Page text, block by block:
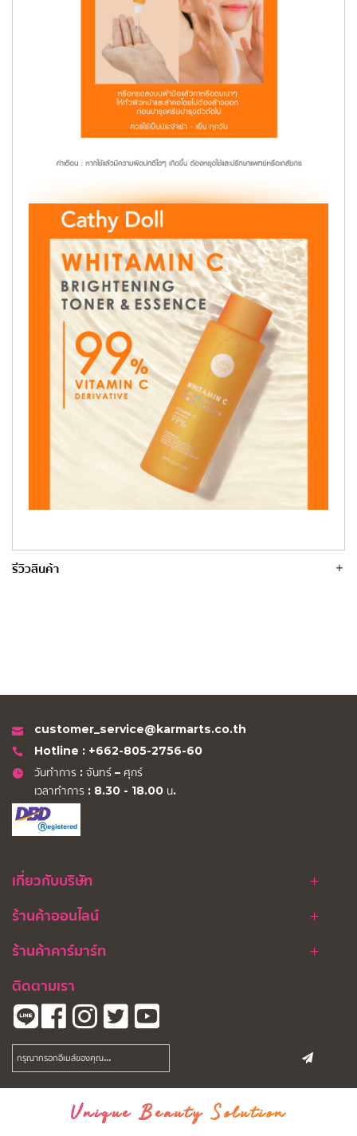
รีวิวสินค้า
customer_service@karmarts.co.th
Hotline : +662-805-2756-60
วันทำการ : จันทร์ – ศุกร์
เวลาทำการ : 8.30 - 18.00 น.
เกี่ยวกับบริษัท
ร้านค้าออนไลน์
ร้านค้าคาร์มาร์ท
ติดตามเรา
Unique Beauty Solution